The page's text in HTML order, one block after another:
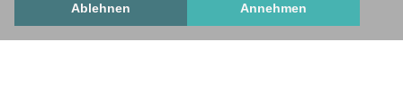
Ablehnen Annehmen